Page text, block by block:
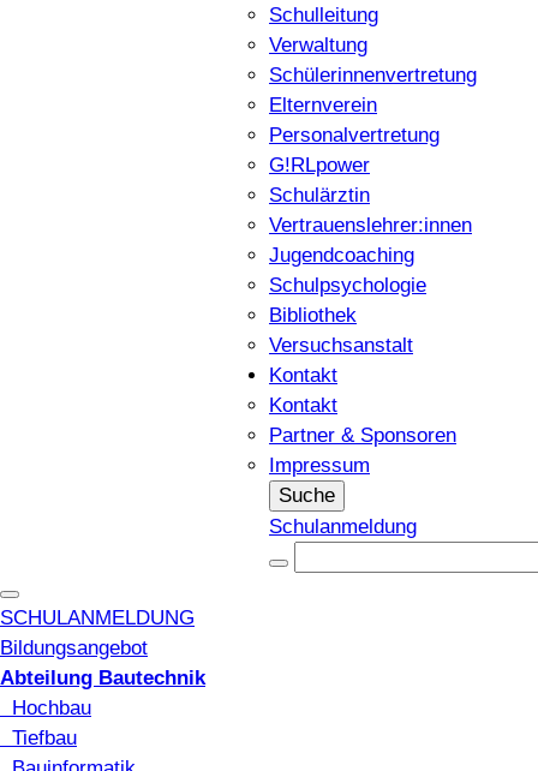
Schulleitung
Verwaltung
Schülerinnenvertretung
Elternverein
Personalvertretung
G!RLpower
Schulärztin
Vertrauenslehrer:innen
Jugendcoaching
Schulpsychologie
Bibliothek
Versuchsanstalt
Kontakt
Kontakt
Partner & Sponsoren
Impressum
Suche
Schulanmeldung
SCHULANMELDUNG
Bildungsangebot
Abteilung Bautechnik
Hochbau
Tiefbau